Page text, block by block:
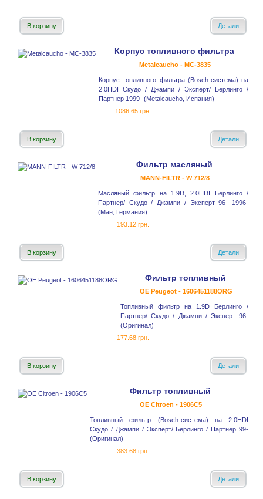
В корзину Детали
Корпус топливного фильтра
Metalcaucho - MC-3835
Корпус топливного фильтра (Bosch-система) на
2.0HDI Скудо / Джампи / Эксперт/ Берлинго /
Партнер 1999- (Metalcaucho, Испания)
1086.65 грн.
В корзину Детали
Фильтр масляный
MANN-FILTR - W 712/8
Масляный фильтр на 1.9D, 2.0HDI Берлинго /
Партнер/ Скудо / Джампи / Эксперт 96- 1996-
(Ман, Германия)
193.12 грн.
В корзину Детали
Фильтр топливный
OE Peugeot - 1606451188ORG
Топливный фильтр на 1.9D Берлинго /
Партнер/ Скудо / Джампи / Эксперт 96-
(Оригинал)
177.68 грн.
В корзину Детали
Фильтр топливный
OE Citroen - 1906C5
Топливный фильтр (Bosch-система) на 2.0HDI
Скудо / Джампи / Эксперт/ Берлинго / Партнер 99-
(Оригинал)
383.68 грн.
В корзину Детали